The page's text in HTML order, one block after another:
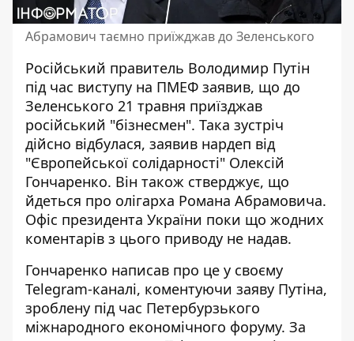
Абрамович таємно приїжджав до Зеленського
Російський правитель Володимир Путін
під час виступу на ПМЕФ заявив, що до
Зеленського 21 травня приїзджав
російський "бізнесмен". Така зустріч
дійсно відбулася, заявив нардеп від
"Європейської солідарності" Олексій
Гончаренко. Він також стверджує, що
йдеться про олігарха Романа Абрамовича.
Офіс президента України поки що жодних
коментарів з цього приводу не надав.
Гончаренко написав про це у своєму
Telegram-каналі, коментуючи заяву Путіна,
зроблену під час Петербурзького
міжнародного економічного форуму. За